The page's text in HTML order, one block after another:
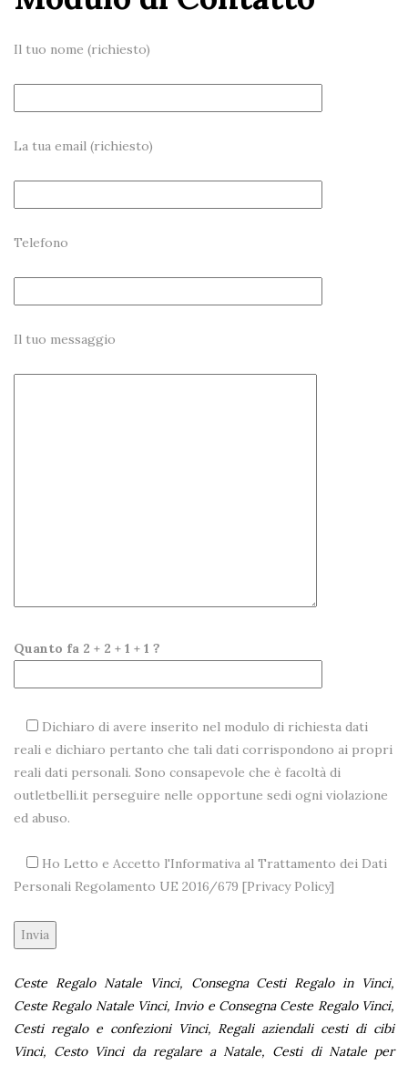
Il tuo nome (richiesto)
La tua email (richiesto)
Telefono
Il tuo messaggio
Quanto fa 2 + 2 + 1 + 1 ?
Dichiaro di avere inserito nel modulo di richiesta dati
reali e dichiaro pertanto che tali dati corrispondono ai propri
reali dati personali. Sono consapevole che è facoltà di
outletbelli.it perseguire nelle opportune sedi ogni violazione
ed abuso.
Ho Letto e Accetto l'Informativa al Trattamento dei Dati
Personali Regolamento UE 2016/679 [Privacy Policy]
Alternative:
Ceste Regalo Natale Vinci, Consegna Cesti Regalo in Vinci,
Ceste Regalo Natale Vinci, Invio e Consegna Ceste Regalo Vinci,
Cesti regalo e confezioni Vinci, Regali aziendali cesti di cibi
Vinci, Cesto Vinci da regalare a Natale, Cesti di Natale per